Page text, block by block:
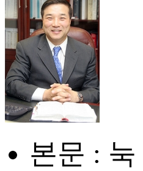
본문 : 눅